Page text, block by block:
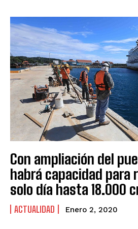
Con ampliación del
habrá capacidad para
solo día hasta 18.000
ACTUALIDAD Enero 2, 2020